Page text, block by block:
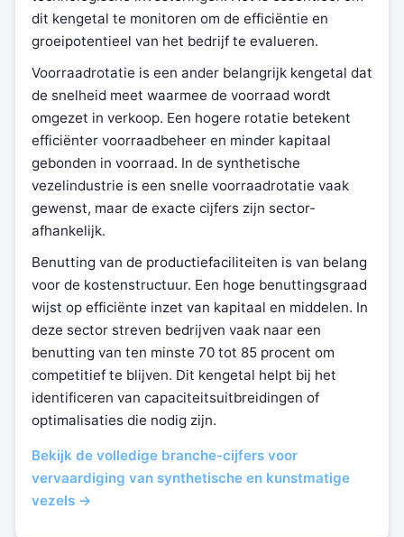
dit kengetal te monitoren om de efficiëntie en
groeipotentieel van het bedrijf te evalueren.
Voorraadrotatie is een ander belangrijk kengetal dat
de snelheid meet waarmee de voorraad wordt
omgezet in verkoop. Een hogere rotatie betekent
efficiënter voorraadbeheer en minder kapitaal
gebonden in voorraad. In de synthetische
vezelindustrie is een snelle voorraadrotatie vaak
gewenst, maar de exacte cijfers zijn sector-
afhankelijk.
Benutting van de productiefaciliteiten is van belang
voor de kostenstructuur. Een hoge benuttingsgraad
wijst op efficiënte inzet van kapitaal en middelen. In
deze sector streven bedrijven vaak naar een
benutting van ten minste 70 tot 85 procent om
competitief te blijven. Dit kengetal helpt bij het
identificeren van capaciteitsuitbreidingen of
optimalisaties die nodig zijn.
Bekijk de volledige branche-cijfers voor
vervaardiging van synthetische en kunstmatige
vezels →